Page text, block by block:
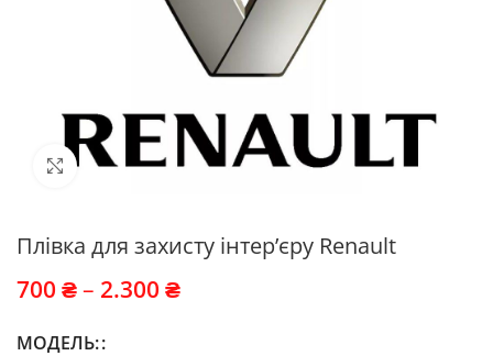
Click to enlarge
Плівка для захисту інтер’єру Renault
700 ₴– 2.300 ₴
МОДЕЛЬ: